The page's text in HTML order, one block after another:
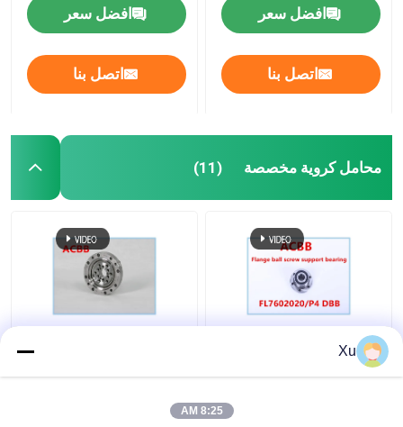
افضل سعر
اتصل بنا
افضل سعر
اتصل بنا
محامل كروية مخصصة (11)
FL7602020 / P4 DBB
شفة دعم الكرة اللولبية
Xu
8:25 AM